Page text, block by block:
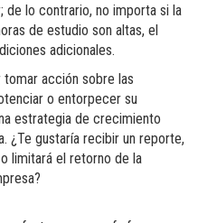
de lo contrario, no importa si la
de estudio son altas, el
adicionales.
acción sobre las
o entorpecer su
estrategia de crecimiento
¿Te gustaría recibir un reporte,
limitará el retorno de la